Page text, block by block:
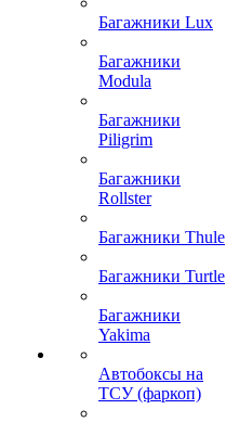
Багажники Lux
Багажники
Modula
Багажники
Piligrim
Багажники
Rollster
Багажники Thule
Багажники Turtle
Багажники
Yakima
Автобоксы на
ТСУ (фаркоп)